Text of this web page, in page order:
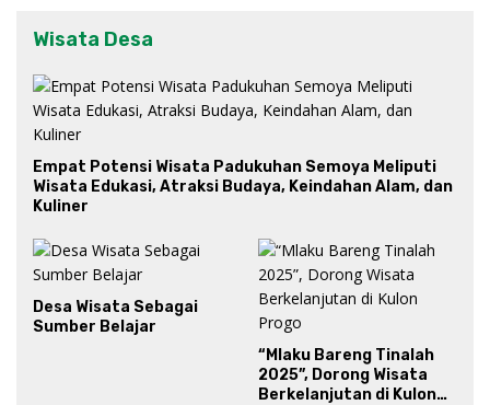
Wisata Desa
Empat Potensi Wisata Padukuhan Semoya Meliputi
Wisata Edukasi, Atraksi Budaya, Keindahan Alam, dan
Kuliner
Desa Wisata Sebagai
Sumber Belajar
“Mlaku Bareng Tinalah
2025”, Dorong Wisata
Berkelanjutan di Kulon